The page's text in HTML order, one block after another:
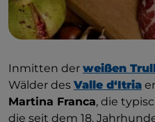
Inmitten der weißen
Wälder des Valle d‘Itria
Martina Franca, die
die seit dem 18.